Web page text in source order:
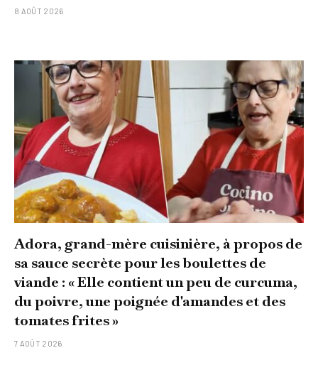
8 AOÛT 2026
Adora, grand-mère cuisinière, à propos de
sa sauce secrète pour les boulettes de
viande : « Elle contient un peu de curcuma,
du poivre, une poignée d'amandes et des
tomates frites »
7 AOÛT 2026